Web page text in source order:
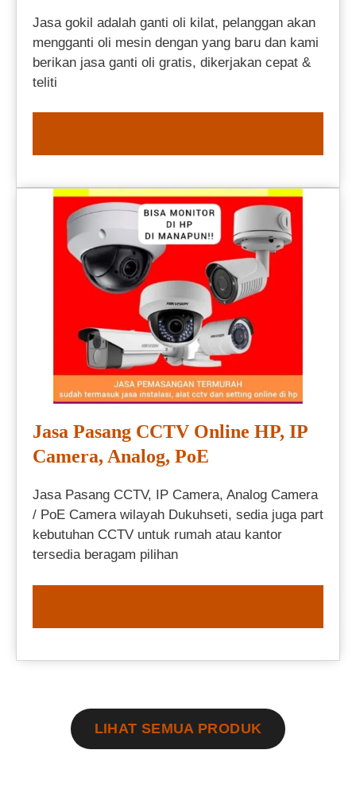
Jasa gokil adalah ganti oli kilat, pelanggan akan
mengganti oli mesin dengan yang baru dan kami
berikan jasa ganti oli gratis, dikerjakan cepat &
teliti
Jasa Pasang CCTV Online HP, IP
Camera, Analog, PoE
Jasa Pasang CCTV, IP Camera, Analog Camera
/ PoE Camera wilayah Dukuhseti, sedia juga part
kebutuhan CCTV untuk rumah atau kantor
tersedia beragam pilihan
LIHAT SEMUA PRODUK